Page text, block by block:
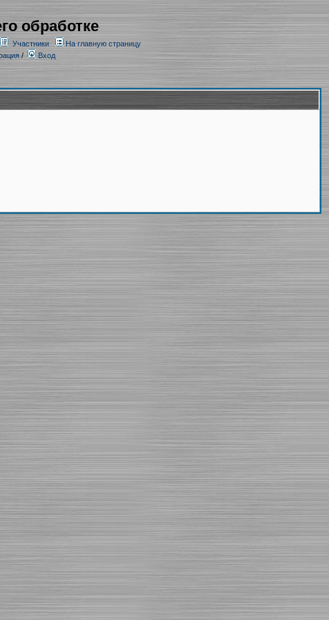
обработке
Участники
На главную страницу
/ Вход